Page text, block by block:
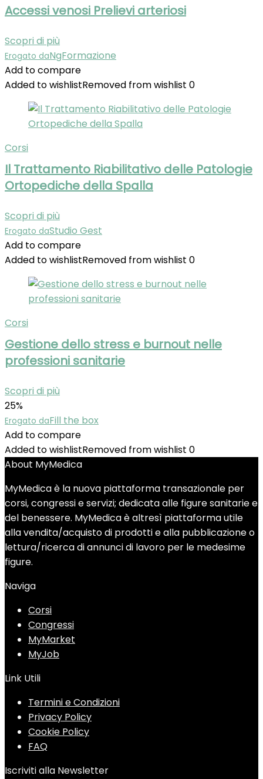
Accessi venosi Prelievi arteriosi
Scopri di più
Erogato daNgFormazione
Add to compare
Added to wishlistRemoved from wishlist 0
Corsi
Il Trattamento Riabilitativo delle Patologie
Ortopediche della Spalla
Scopri di più
Erogato daStudio Gest
Add to compare
Added to wishlistRemoved from wishlist 0
Corsi
Gestione dello stress e burnout nelle
professioni sanitarie
Scopri di più
25%
Erogato daFill the box
Add to compare
Added to wishlistRemoved from wishlist 0
About MyMedica
MyMedica è la nuova piattaforma transazionale per
corsi, congressi e servizi; dedicata alle figure sanitarie e
del benessere. MyMedica è altresì piattaforma utile
alla vendita/acquisto di prodotti e alla pubblicazione o
lettura/ricerca di annunci di lavoro per le medesime
figure.
Naviga
Corsi
Congressi
MyMarket
MyJob
Link Utili
Termini e Condizioni
Privacy Policy
Cookie Policy
FAQ
Iscriviti alla Newsletter